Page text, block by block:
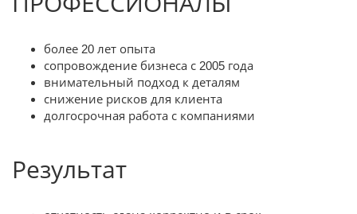
более 20 лет опыта
сопровождение бизнеса с 2005 года
внимательный подход к деталям
снижение рисков для клиента
долгосрочная работа с компаниями
Результат